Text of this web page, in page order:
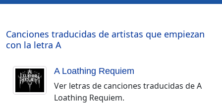
Canciones traducidas de artistas que empiezan
con la letra A
A Loathing Requiem
Ver letras de canciones traducidas deA
Loathing Requiem.